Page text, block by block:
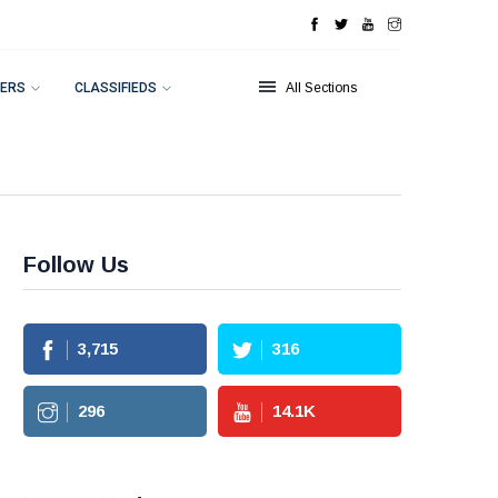
CLASSIFIEDS All Sections
Follow Us
3,715 316
296 14.1K